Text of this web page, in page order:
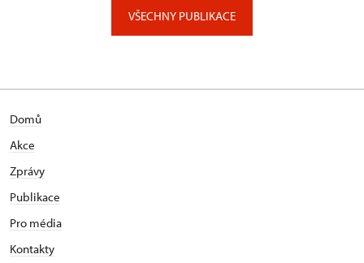
VŠECHNY PUBLIKACE
Domů
Akce
Zprávy
Publikace
Pro média
Kontakty